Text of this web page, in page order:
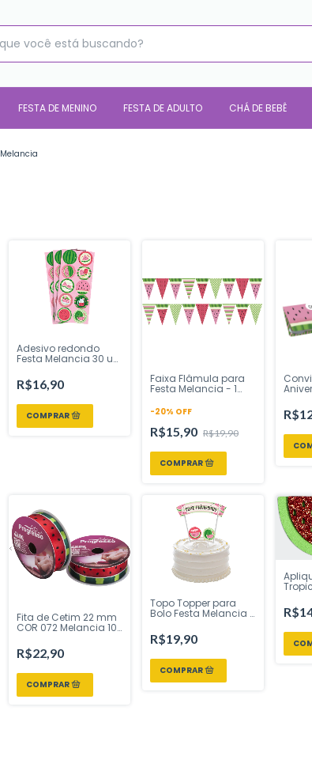
FESTA DE MENINO FESTA DE ADULTO CHÁ DE BEBÊ
Melancia
Adesivo redondo
Festa Melancia 30 uni
Inspire sua Festa Loja
R$16,90 Faixa Flâmula para
Festa Melancia - 1
-20% OFF
R$15,90 R$19,90
Fita de Cetim 22 mm
COR 072 Melancia 10
Inspire sua Festa Loja
R$22,90
Topo Topper para
Bolo Festa Melancia 1
Inspire sua Festa Loja
R$19,90
cm 6